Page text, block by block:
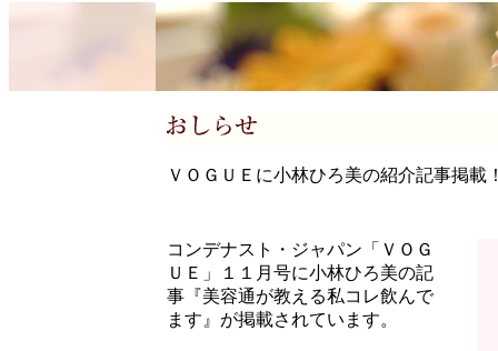
ＶＯＧＵＥに小林ひろ美の紹介記事掲載
コンデナスト・ジャパン「ＶＯＧ
ＵＥ」１１月号に小林ひろ美の記
事『美容通が教える私コレ飲んで
ます』が掲載されています。